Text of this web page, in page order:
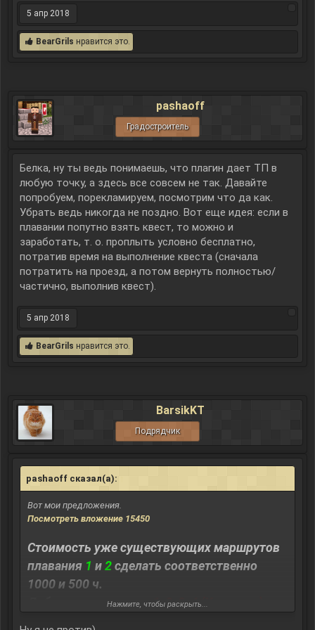
5 апр 2018
BearGrils нравится это.
pashaoff
Градостроитель
Белка, ну ты ведь понимаешь, что плагин дает ТП в
любую точку, а здесь все совсем не так. Давайте
попробуем, порекламируем, посмотрим что да как.
Убрать ведь никогда не поздно. Вот еще идея: если в
плавании попутно взять квест, то можно и
заработать, т. о. проплыть условно бесплатно,
потратив время на выполнение квеста (сначала
потратить на проезд, а потом вернуть полностью/
частично, выполнив квест).
5 апр 2018
BearGrils нравится это.
BarsikKT
Подрядчик
pashaoff сказал(а):
Вот мои предложения.
Посмотреть вложение 15450
Стоимость уже существующих маршрутов
плавания 1 и2сделать соответственно
1000 и 500 ч.
Добавить маршруты1, 2, 3, 4 (Кеттария)
Нажмите, чтобы раскрыть...